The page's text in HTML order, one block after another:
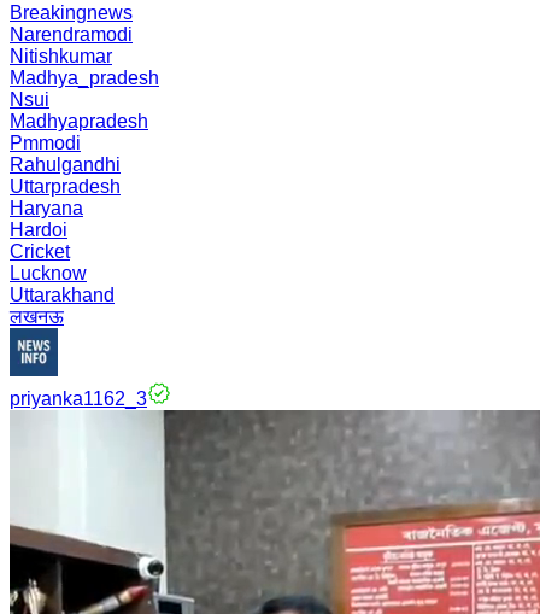
Breakingnews
Narendramodi
Nitishkumar
Madhya_pradesh
Nsui
Madhyapradesh
Pmmodi
Rahulgandhi
Uttarpradesh
Haryana
Hardoi
Cricket
Lucknow
Uttarakhand
लखनऊ
priyanka1162_3